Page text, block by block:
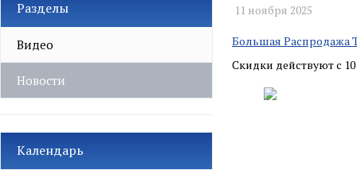
Разделы
Видео
Новости
Календарь
11 ноября 2025
Большая Распродажа
Скидки действуют с